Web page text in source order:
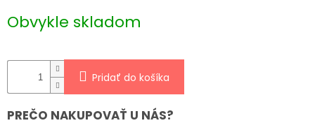
cena:
Obvykle skladom
Pridať do košíka
PREČO NAKUPOVAŤ U NÁS?